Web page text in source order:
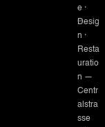
e ·
Desig
n ·
Resta
uratio
n —
Centr
alstra
sse